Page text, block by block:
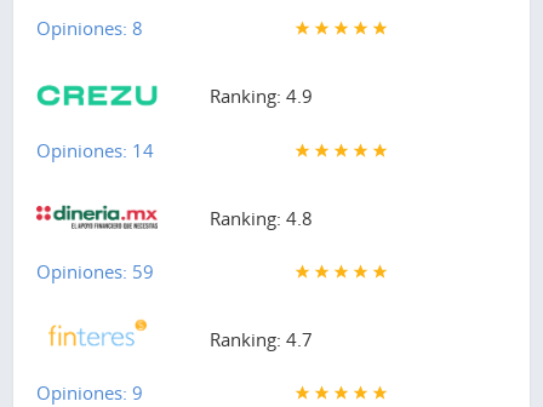
Opiniones: 8
Ranking: 4.9
Opiniones: 14
Ranking: 4.8
Opiniones: 59
Ranking: 4.7
Opiniones: 9